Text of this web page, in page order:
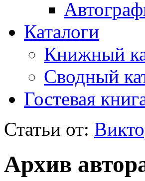
Каталоги
Книжный
Сводный
Гостевая
Статьи от:
Архив